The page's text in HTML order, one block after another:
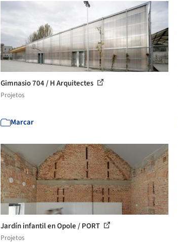
Gimnasio 704 / H Arquitectes
Projetos
Marcar
Jardín infantil en Opole / PORT
Projetos